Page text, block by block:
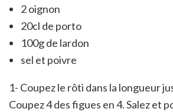
2 oignon
20cl de porto
100g de lardon
sel et poivre
1- Coupez le rôti dans la longueur
Coupez 4 des figues en 4. Salez et